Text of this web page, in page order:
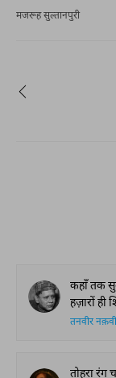
मजरूह सुल्तानपुरी
कहाँ तक
हज़ारों ही
तनवीर नक़वी
तोहरा रंग